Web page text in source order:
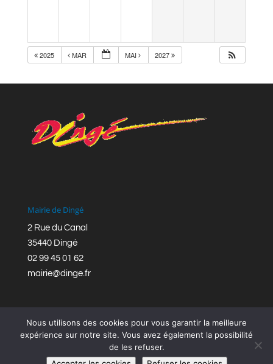
2025 MAR MAI 2027
Mairie de Dingé
2 Rue du Canal
35440 Dingé
02 99 45 01 62
mairie@dinge.fr
Réalisation © Mairie de Dingé,Bretagne Romantique
Nous utilisons des cookies pour vous garantir la meilleure
expérience sur notre site. Vous avez également la possibilité
de les refuser.